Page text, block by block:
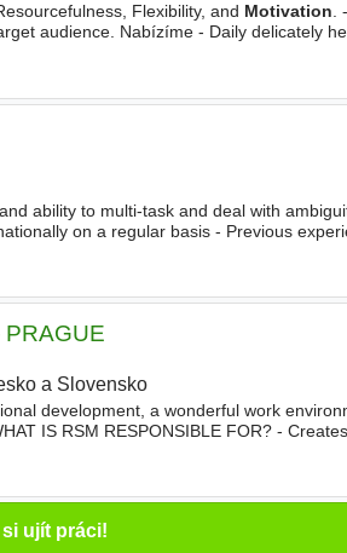
Flexibility, and Motivation
audience. Nabízíme - Daily delicately
and ability to multi-task and deal with
on a regular basis - Previous
a Slovensko|
development, a wonderful work
IS RSM RESPONSIBLE FOR? - Creates
ujít práci!